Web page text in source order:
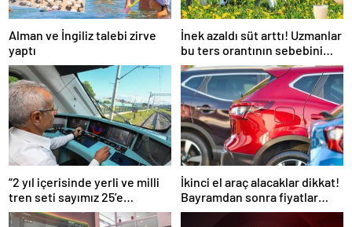
Alman ve İngiliz talebi zirve
yaptı
İnek azaldı süt arttı! Uzmanlar
bu ters orantının sebebini
açıkladı
“2 yıl içerisinde yerli ve milli
tren seti sayımız 25’e
ulaşacak”
İkinci el araç alacaklar dikkat!
Bayramdan sonra fiyatlar
artacak mı? İşte cevabı…